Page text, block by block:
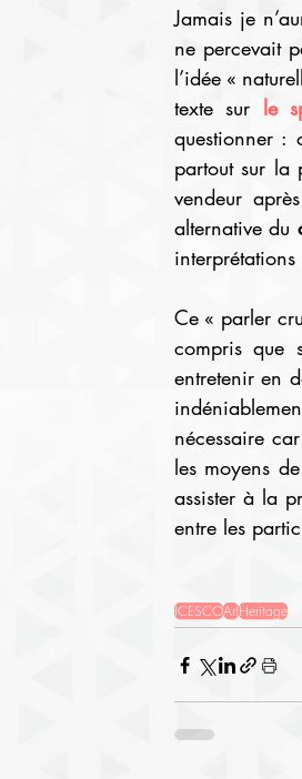
Jamais je
ne percevait
l’idée «
texte sur le
questionner
partout sur la
vendeur
alternative du
interprétations
Ce « parler
compris que
entretenir en
nécessaire
les moyens
assister à la
entre les
ICESCOArtHeritage